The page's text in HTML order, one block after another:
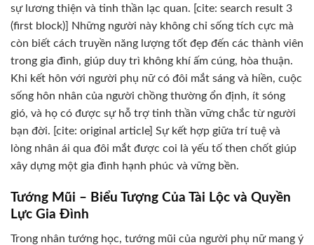
sự lương thiện và tinh thần lạc quan. [cite: search result 3
(first block)] Những người này không chỉ sống tích cực mà
còn biết cách truyền năng lượng tốt đẹp đến các thành viên
trong gia đình, giúp duy trì không khí ấm cúng, hòa thuận.
Khi kết hôn với người phụ nữ có đôi mắt sáng và hiền, cuộc
sống hôn nhân của người chồng thường ổn định, ít sóng
gió, và họ có được sự hỗ trợ tinh thần vững chắc từ người
bạn đời. [cite: original article] Sự kết hợp giữa trí tuệ và
lòng nhân ái qua đôi mắt được coi là yếu tố then chốt giúp
xây dựng một gia đình hạnh phúc và vững bền.
Tướng Mũi – Biểu Tượng Của Tài Lộc và Quyền
Lực Gia Đình
Trong nhân tướng học, tướng mũi của người phụ nữ mang ý